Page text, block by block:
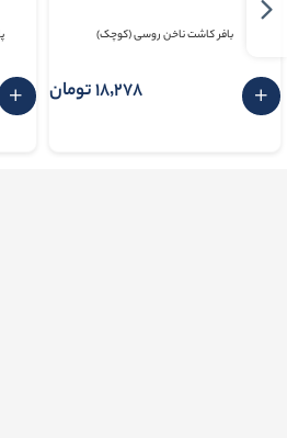
بافر کاشت ناخن روسی (کوچک)
18٬278 تومان